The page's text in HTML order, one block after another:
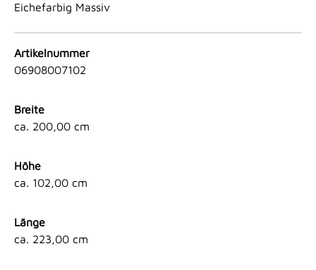
Eichefarbig Massiv
Artikelnummer
06908007102
Breite
ca. 200,00 cm
Höhe
ca. 102,00 cm
Länge
ca. 223,00 cm